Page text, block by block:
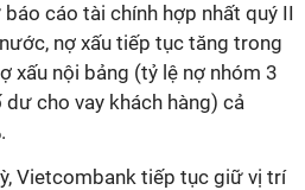
cáo tài chính hợp nhất quý II
nợ xấu tiếp tục tăng trong
xấu nội bảng (tỷ lệ nợ nhóm 3
cho vay khách hàng) cả
Vietcombank tiếp tục giữ vị trí